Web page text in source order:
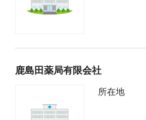
鹿島田薬局有限会社
所在地